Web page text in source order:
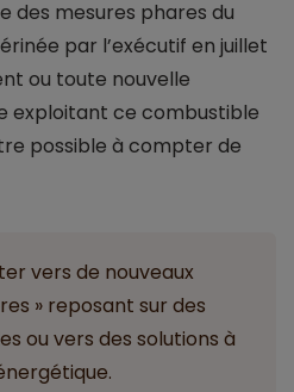
des mesures phares du
par l’exécutif en juillet
ou toute nouvelle
exploitant ce combustible
possible à compter de
vers de nouveaux
» reposant sur des
ou vers des solutions à